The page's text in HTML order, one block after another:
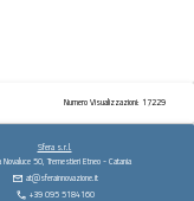
Numero Visualizzazioni: 17229
Sfera s.r.l.
Novaluce 50, Tremestieri Etneo - Catania
at@sferainnovazione.it
+39 095 5184160